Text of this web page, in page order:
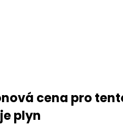
cena pro
plyn